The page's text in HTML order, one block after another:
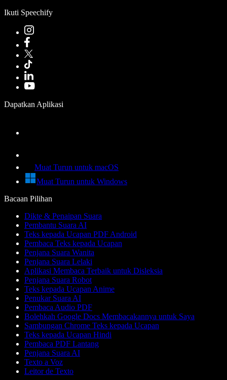
Ikuti Speechify
Dapatkan Aplikasi
Muat Turun untuk macOS
Muat Turun untuk Windows
Bacaan Pilihan
Dikte & Penaipan Suara
Pembantu Suara AI
Teks kepada Ucapan PDF Android
Pembaca Teks kepada Ucapan
Penjana Suara Wanita
Penjana Suara Lelaki
Aplikasi Membaca Terbaik untuk Disleksia
Penjana Suara Robot
Teks kepada Ucapan Anime
Penukar Suara AI
Pembaca Audio PDF
Bolehkah Google Docs Membacakannya untuk Saya
Sambungan Chrome Teks kepada Ucapan
Teks kepada Ucapan Hindi
Pembaca PDF Lantang
Penjana Suara AI
Texto a Voz
Leitor de Texto